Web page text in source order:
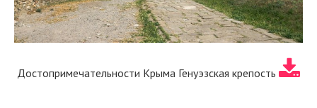
Достопримечательности Крыма Генуэзская крепость